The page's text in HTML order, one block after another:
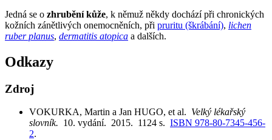
Jedná se o zhrubění kůže, k němuž někdy dochází při chronických
kožních zánětlivých onemocněních, při pruritu (škrábání), lichen
ruber planus, dermatitis atopica a dalších.
Odkazy
Zdroj
VOKURKA, Martin a Jan HUGO, et al. Velký lékařský
slovník. 10. vydání. 2015. 1124 s. ISBN 978-80-7345-456-
2.